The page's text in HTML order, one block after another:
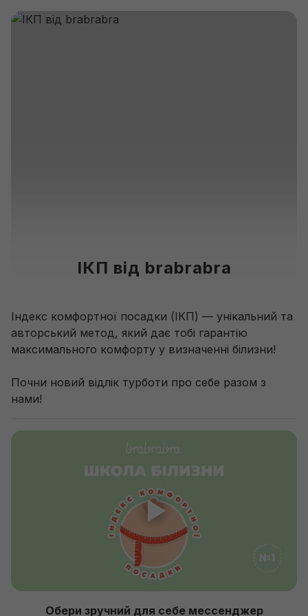
ІКП від brabrabra
Індекс комфортної посадки (ІКП) — унікальний та
авторський метод, який дає тобі гарантію
максимального комфорту у визначенні білизни!
Почни новий відлік турботи про себе разом з
нами!
Обери зручний для себе мессенджер